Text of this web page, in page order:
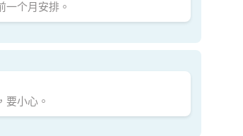
一个月安排。
要小心。